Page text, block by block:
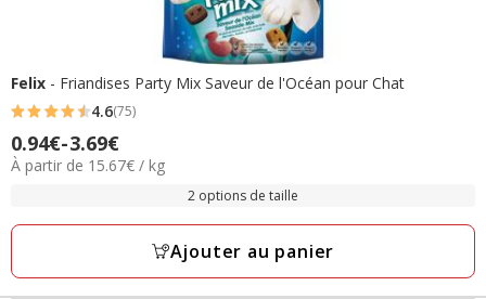
Felix - Friandises Party Mix Saveur de l'Océan pour Chat
4.6
étoiles
avec
avis
4.6(75)
Prix
de
à
0.94€-3.69€
15.67€
À partir de 15.67€ / kg
2 options de taille
Ajouter au panier